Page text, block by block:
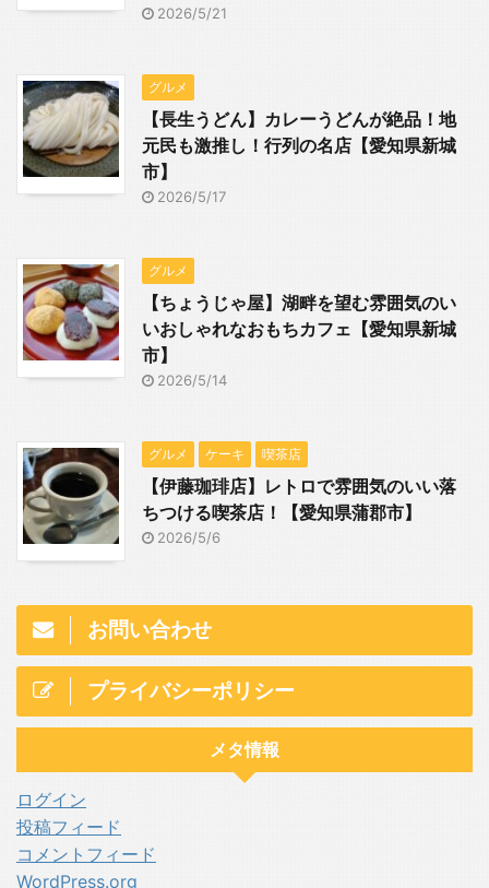
2026/5/21
グルメ
【長生うどん】カレーうどんが絶品！地
元民も激推し！行列の名店【愛知県新城
市】
2026/5/17
グルメ
【ちょうじゃ屋】湖畔を望む雰囲気のい
いおしゃれなおもちカフェ【愛知県新城
市】
2026/5/14
グルメ ケーキ 喫茶店
【伊藤珈琲店】レトロで雰囲気のいい落
ちつける喫茶店！【愛知県蒲郡市】
2026/5/6
お問い合わせ
プライバシーポリシー
メタ情報
ログイン
投稿フィード
コメントフィード
WordPress.org